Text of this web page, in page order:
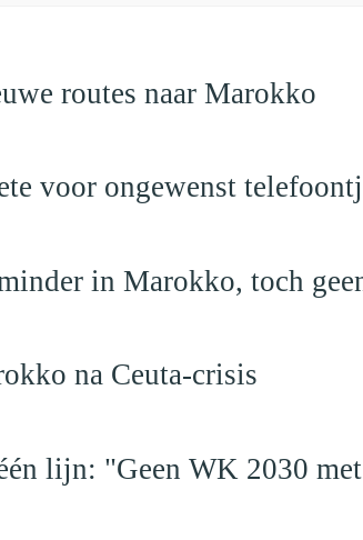
routes naar Marokko
voor ongewenst
in Marokko, toch
na Ceuta-crisis
lijn: "Geen WK 2030